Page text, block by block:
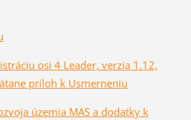
osi 4 Leader, verzia 1.12,
príloh k Usmerneniu
územia MAS a dodatky k